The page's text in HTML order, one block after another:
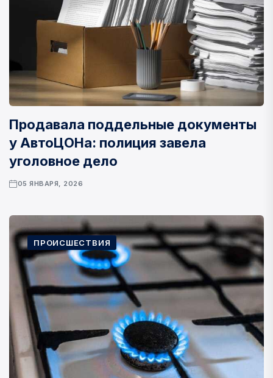
Продавала поддельные документы
у АвтоЦОНа: полиция завела
уголовное дело
05 ЯНВАРЯ, 2026
ПРОИСШЕСТВИЯ